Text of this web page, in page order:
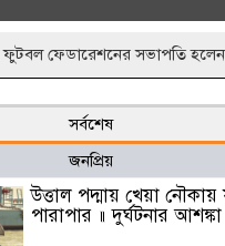
ফেডারেশনের সভাপতি হলেন
সর্বশেষ
জনপ্রিয়
উত্তাল পদ্মায় খেয়া নৌকায়
পারাপার ॥ দুর্ঘটনার আশঙ্কা